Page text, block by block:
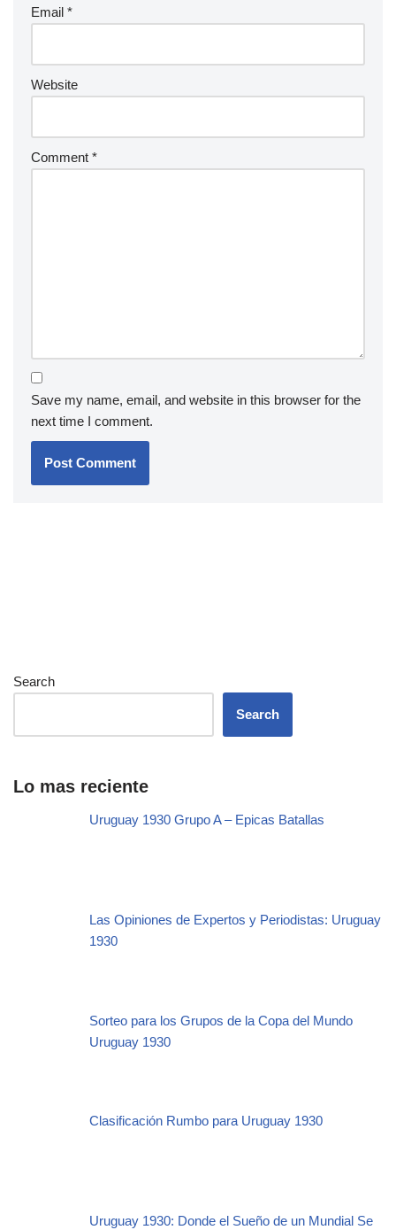
Email *
Website
Comment *
Save my name, email, and website in this browser for the
next time I comment.
Search
Search
Lo mas reciente
Uruguay 1930 Grupo A – Epicas Batallas
Las Opiniones de Expertos y Periodistas: Uruguay
1930
Sorteo para los Grupos de la Copa del Mundo
Uruguay 1930
Clasificación Rumbo para Uruguay 1930
Uruguay 1930: Donde el Sueño de un Mundial Se